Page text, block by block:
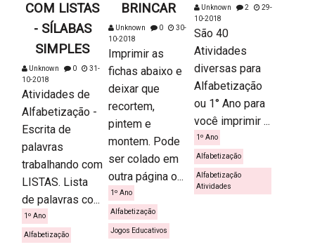
COM LISTAS
- SÍLABAS
SIMPLES
Unknown 0
31-
10-2018
Atividades de
Alfabetização -
Escrita de
palavras
trabalhando com
LISTAS. Lista
de palavras co...
1º Ano
Alfabetização
BRINCAR
Unknown 0
30-
10-2018
Imprimir as
fichas abaixo e
deixar que
recortem,
pintem e
montem. Pode
ser colado em
outra página o...
1º Ano
Alfabetização
Jogos Educativos
Unknown 2
29-
10-2018
São 40
Atividades
diversas para
Alfabetização
ou 1° Ano para
você imprimir ...
1º Ano
Alfabetização
Alfabetização
Atividades